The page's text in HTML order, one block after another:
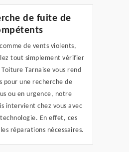
de fuite de
de vents violents,
tout simplement vérifier
Tarnaise vous rend
pour une recherche de
ou en urgence, notre
intervient chez vous avec
En effet, ces
réparations nécessaires.